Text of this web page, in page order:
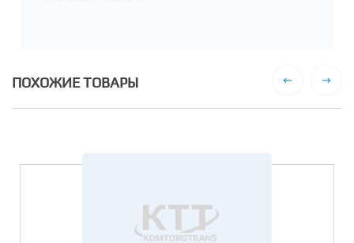
ПОХОЖИЕ ТОВАРЫ